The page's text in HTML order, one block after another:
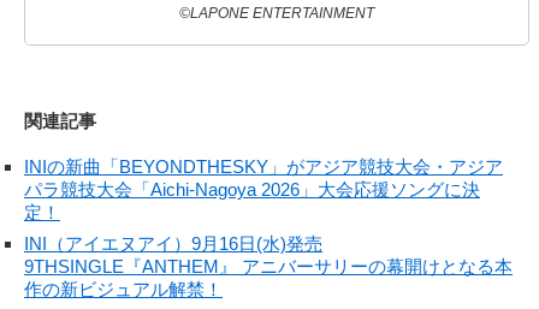
©LAPONE ENTERTAINMENT
関連記事
INIの新曲「BEYONDTHESKY」がアジア競技大会・アジア
パラ競技大会「Aichi-Nagoya 2026」大会応援ソングに決
定！
INI（アイエヌアイ）9月16日(水)発売
9THSINGLE『ANTHEM』 アニバーサリーの幕開けとなる本
作の新ビジュアル解禁！